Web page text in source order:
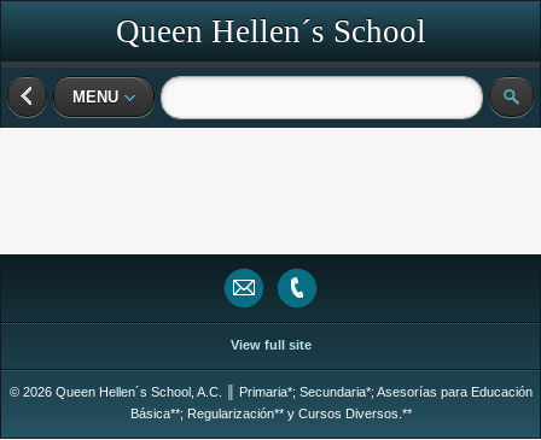
Queen Hellen´s School
MENU
View full site
© 2026 Queen Hellen´s School, A.C. ║ Primaria*; Secundaria*; Asesorías para Educación
Básica**; Regularización** y Cursos Diversos.**